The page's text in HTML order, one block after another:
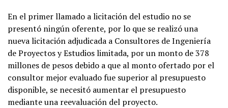
En el primer llamado a licitación del estudio no se
presentó ningún oferente, por lo que se realizó una
nueva licitación adjudicada a Consultores de Ingeniería
de Proyectos y Estudios limitada, por un monto de 378
millones de pesos debido a que al monto ofertado por el
consultor mejor evaluado fue superior al presupuesto
disponible, se necesitó aumentar el presupuesto
mediante una reevaluación del proyecto.